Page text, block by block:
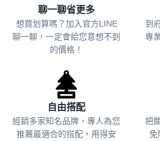
聊一聊省更多
想買划算嗎？加入官方LINE
聊一聊，一定會給您意想不到
的價格！
到
專
自由搭配
經銷多家知名品牌，專人為您
推薦最適合的搭配，用得安
把
免